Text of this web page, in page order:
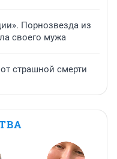
Порнозвезда из
своего мужа
страшной смерти